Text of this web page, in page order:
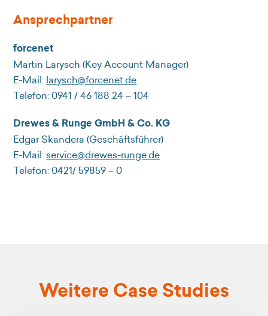
Ansprechpartner
forcenet
Martin Larysch (Key Account Manager)
E-Mail: larysch@forcenet.de
Telefon: 0941 / 46 188 24 – 104
Drewes & Runge GmbH & Co. KG
Edgar Skandera (Geschäftsführer)
E-Mail: service@drewes-runge.de
Telefon: 0421/ 59859 – 0
Weitere Case Studies